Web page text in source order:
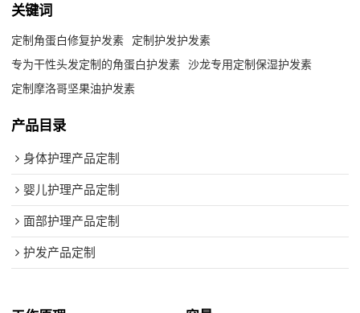
关键词
定制角蛋白修复护发素
定制护发护发素
专为干性头发定制的角蛋白护发素
沙龙专用定制保湿护发素
定制摩洛哥坚果油护发素
产品目录
身体护理产品定制
婴儿护理产品定制
面部护理产品定制
护发产品定制